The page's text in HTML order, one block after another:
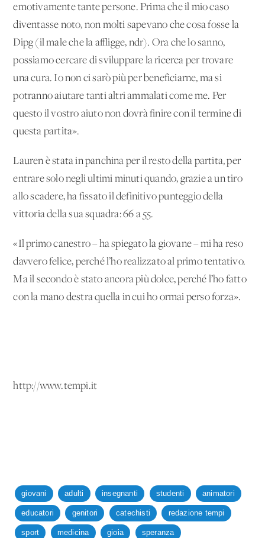
emotivamente tante persone. Prima che il mio caso
diventasse noto, non molti sapevano che cosa fosse la
Dipg (il male che la affligge, ndr). Ora che lo sanno,
possiamo cercare di sviluppare la ricerca per trovare
una cura. Io non ci sarò più per beneficiarne, ma si
potranno aiutare tanti altri ammalati come me. Per
questo il vostro aiuto non dovrà finire con il termine di
questa partita».
Lauren è stata in panchina per il resto della partita, per
entrare solo negli ultimi minuti quando, grazie a un tiro
allo scadere, ha fissato il definitivo punteggio della
vittoria della sua squadra: 66 a 55.
«Il primo canestro – ha spiegato la giovane – mi ha reso
davvero felice, perché l’ho realizzato al primo tentativo.
Ma il secondo è stato ancora più dolce, perché l’ho fatto
con la mano destra quella in cui ho ormai perso forza».
http://www.tempi.it
giovani adulti insegnanti studenti animatori
educatori genitori catechisti redazione tempi
sport medicina gioia speranza